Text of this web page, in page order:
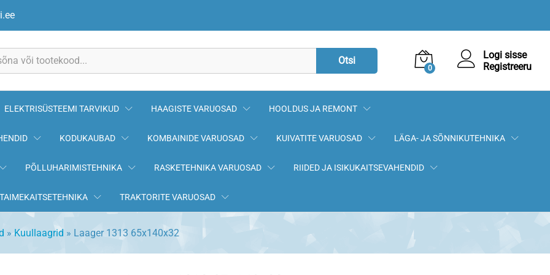
Otsi
0
Logi sisse
Registreeru
ELEKTRISÜSTEEMI TARVIKUD HAAGISTE VARUOSAD HOOLDUS JA REMONT
KODUKAUBAD KOMBAINIDE VARUOSAD KUIVATITE VARUOSAD LÄGA- JA SÕNNIKUTEHNIKA
PÕLLUHARIMISTEHNIKA RASKETEHNIKA VARUOSAD RIIDED JA ISIKUKAITSEVAHENDID
TAIMEKAITSETEHNIKA TRAKTORITE VARUOSAD
» Kuullaagrid » Laager 1313 65x140x32